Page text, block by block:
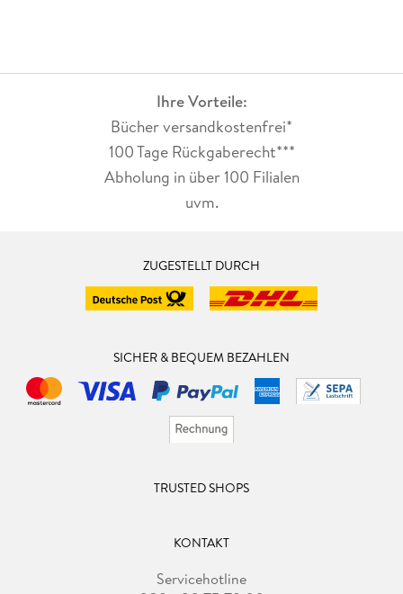
Ihre Vorteile:
Bücher versandkostenfrei*
100 Tage Rückgaberecht***
Abholung in über 100 Filialen
uvm.
ZUGESTELLT DURCH
SICHER & BEQUEM BEZAHLEN
TRUSTED SHOPS
KONTAKT
Servicehotline